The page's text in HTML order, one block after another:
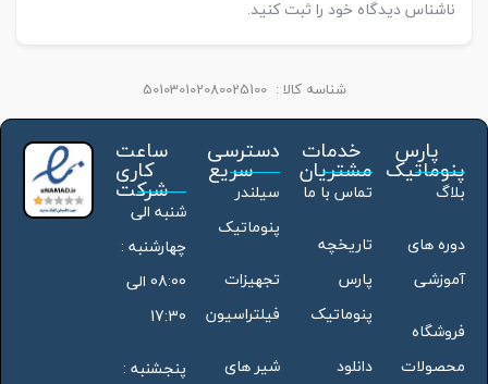
ناشناس دیدگاه خود را ثبت کنید.
شناسه کالا : 501030102080025100
پارس
پنوماتیک
بلاگ
دوره های
آموزشی
فروشگاه
محصولات
خدمات
مشتریان
تماس با ما
تاریخچه
پارس
پنوماتیک
دانلود
دسترسی
سریع
سیلندر
پنوماتیک
تجهیزات
فیلتراسیون
شیر های
ساعت
کاری
شرکت
شنبه الی
چهارشنبه :
08:00 الی
17:30
پنجشنبه :